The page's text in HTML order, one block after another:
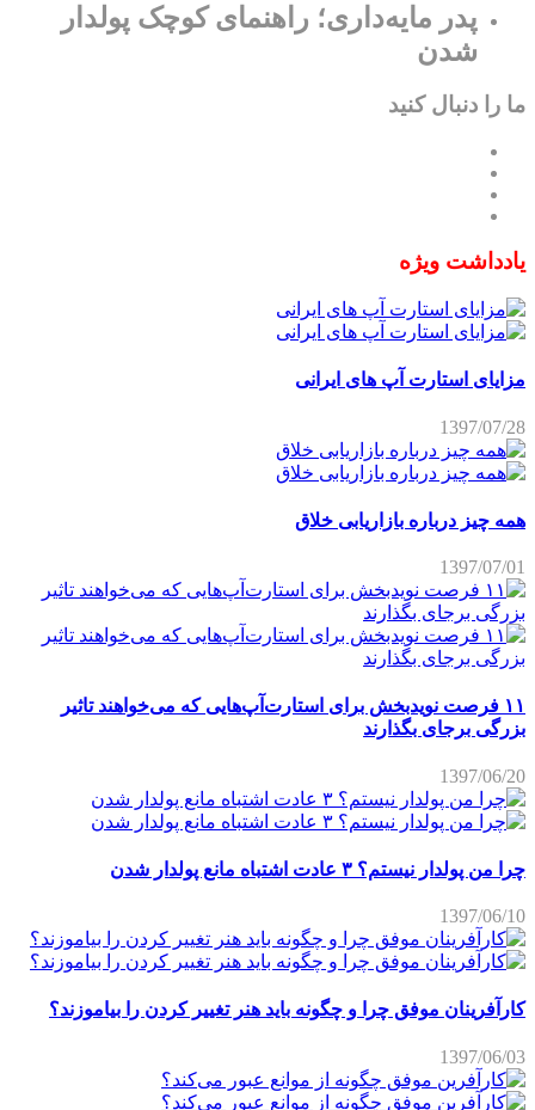
پدر مایه‌داری؛ راهنمای کوچک پولدار
شدن
ما را دنبال کنید
یادداشت ویژه
مزایای استارت آپ های ایرانی
1397/07/28
همه چیز درباره بازاریابی خلاق
1397/07/01
۱۱ فرصت نویدبخش برای استارت‌آپ‌هایی که می‌خواهند تاثیر
بزرگی برجای بگذارند
1397/06/20
چرا من پولدار نیستم؟ ۳ عادت اشتباه مانع پولدار شدن
1397/06/10
کارآفرینان موفق چرا و چگونه باید هنر تغییر کردن را بیاموزند؟
1397/06/03